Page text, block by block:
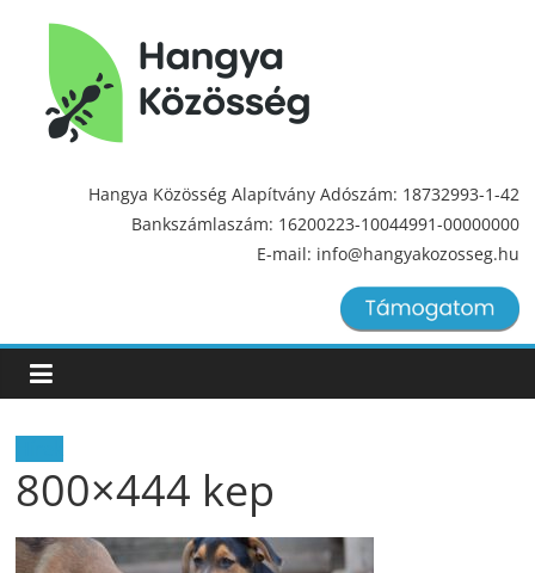
Hangya
Közösség
Hangya Közösség Alapítvány Adószám: 18732993-1-42
Bankszámlaszám: 16200223-10044991-00000000
E-mail: info@hangyakozosseg.hu
800×444 kep